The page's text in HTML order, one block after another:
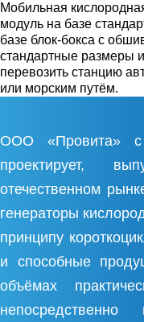
Мобильная
модуль на базе
базе блок-бокса с
стандартные размеры
перевозить станцию
или морским путём.
ООО «Провита»
проектирует,
отечественном
генераторы
принципу
и способные
объёмах